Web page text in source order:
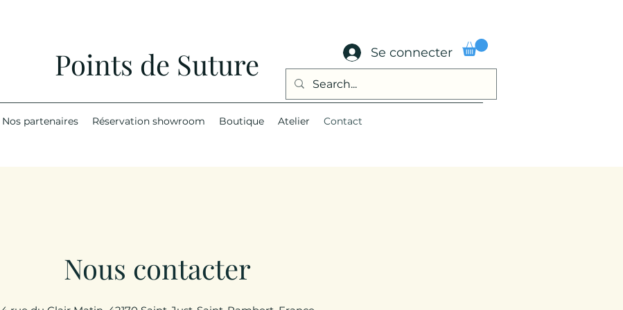
Points de Suture Se connecter
Nos partenaires Réservation showroom Boutique Atelier Contact
Nous contacter